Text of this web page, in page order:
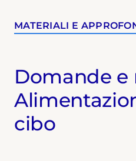
MATERIALI E
Domande e
cibo